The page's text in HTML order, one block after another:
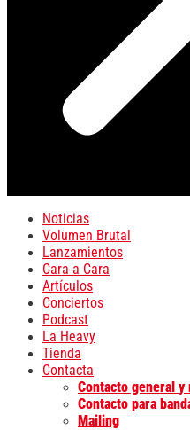
Noticias
Volumen Brutal
Lanzamientos
Cara a Cara
Artículos
Conciertos
Podcast
La Heavy
Tienda
Contacta
Contacto general y
Contacto para
Mailing